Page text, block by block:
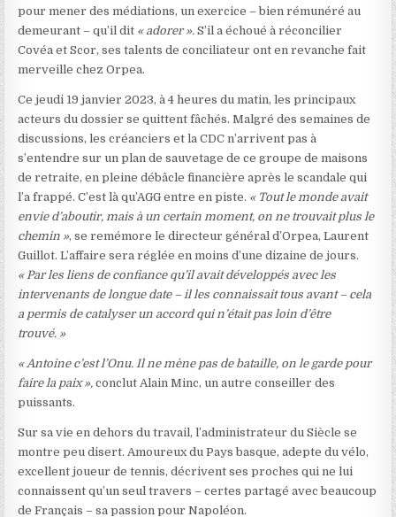
pour mener des médiations, un exercice – bien rémunéré au
demeurant – qu’il dit « adorer ». S’il a échoué à réconcilier
Covéa et Scor, ses talents de conciliateur ont en revanche fait
merveille chez Orpea.
Ce jeudi 19 janvier 2023, à 4 heures du matin, les principaux
acteurs du dossier se quittent fâchés. Malgré des semaines de
discussions, les créanciers et la CDC n’arrivent pas à
s’entendre sur un plan de sauvetage de ce groupe de maisons
de retraite, en pleine débâcle financière après le scandale qui
l’a frappé. C’est là qu’AGG entre en piste. « Tout le monde avait
envie d’aboutir, mais à un certain moment, on ne trouvait plus le
chemin », se remémore le directeur général d’Orpea, Laurent
Guillot. L’affaire sera réglée en moins d’une dizaine de jours.
« Par les liens de confiance qu’il avait développés avec les
intervenants de longue date – il les connaissait tous avant – cela
a permis de catalyser un accord qui n’était pas loin d’être
trouvé. »
« Antoine c’est l’Onu. Il ne mène pas de bataille, on le garde pour
faire la paix », conclut Alain Minc, un autre conseiller des
puissants.
Sur sa vie en dehors du travail, l’administrateur du Siècle se
montre peu disert. Amoureux du Pays basque, adepte du vélo,
excellent joueur de tennis, décrivent ses proches qui ne lui
connaissent qu’un seul travers – certes partagé avec beaucoup
de Français – sa passion pour Napoléon.